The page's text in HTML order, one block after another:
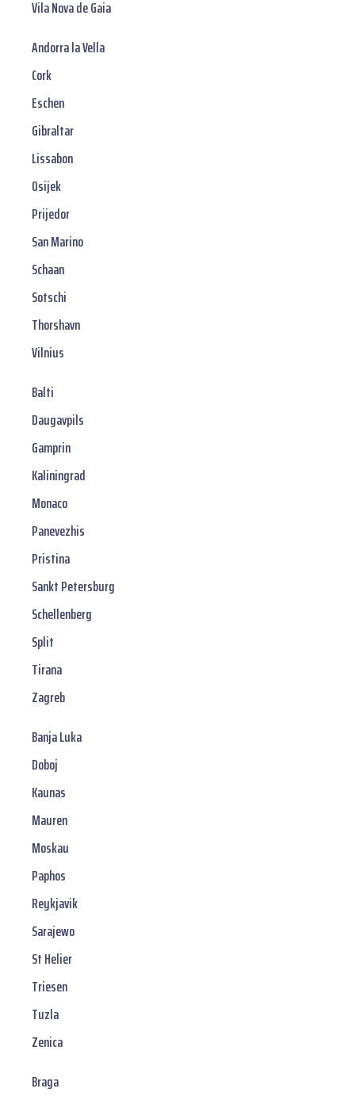
Vila Nova de Gaia
Andorra la Vella
Cork
Eschen
Gibraltar
Lissabon
Osijek
Prijedor
San Marino
Schaan
Sotschi
Thorshavn
Vilnius
Balti
Daugavpils
Gamprin
Kaliningrad
Monaco
Panevezhis
Pristina
Sankt Petersburg
Schellenberg
Split
Tirana
Zagreb
Banja Luka
Doboj
Kaunas
Mauren
Moskau
Paphos
Reykjavik
Sarajewo
St Helier
Triesen
Tuzla
Zenica
Braga